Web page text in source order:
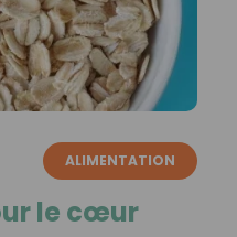
ALIMENTATION
le cœur